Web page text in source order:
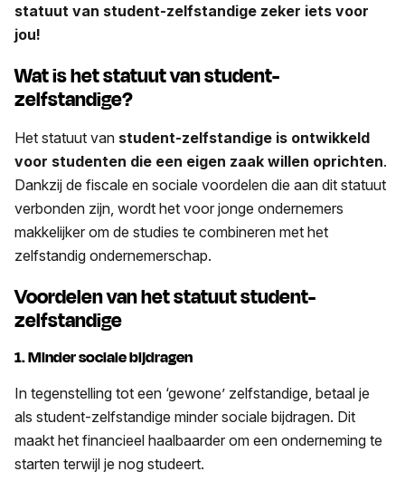
statuut van student-zelfstandige zeker iets voor
jou!
Wat is het statuut van student-
zelfstandige?
Het statuut van student-zelfstandige is ontwikkeld
voor studenten die een eigen zaak willen oprichten.
Dankzij de fiscale en sociale voordelen die aan dit statuut
verbonden zijn, wordt het voor jonge ondernemers
makkelijker om de studies te combineren met het
zelfstandig ondernemerschap.
Voordelen van het statuut student-
zelfstandige
1. Minder sociale bijdragen
In tegenstelling tot een ‘gewone’ zelfstandige, betaal je
als student-zelfstandige minder sociale bijdragen. Dit
maakt het financieel haalbaarder om een onderneming te
starten terwijl je nog studeert.